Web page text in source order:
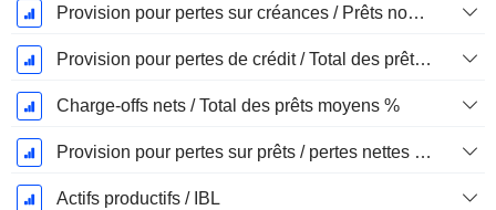
Provision pour pertes sur créances / Prêts non productifs %
Provision pour pertes de crédit / Total des prêts %
Charge-offs nets / Total des prêts moyens %
Provision pour pertes sur prêts / pertes nettes sur créances irrécouvrables %.
Actifs productifs / IBL